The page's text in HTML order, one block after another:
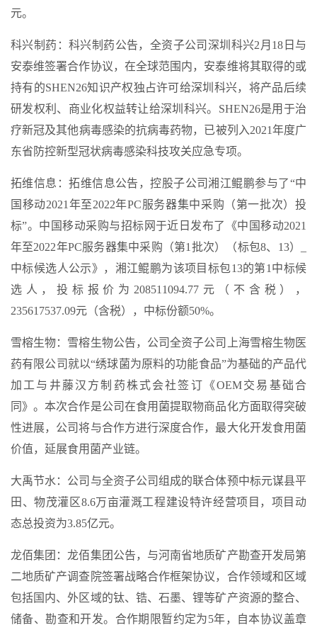
元。
科兴制药：科兴制药公告，全资子公司深圳科兴2月18日与
安泰维签署合作协议，在全球范围内，安泰维将其取得的或
持有的SHEN26知识产权独占许可给深圳科兴，将产品后续
研发权利、商业化权益转让给深圳科兴。SHEN26是用于治
疗新冠及其他病毒感染的抗病毒药物，已被列入2021年度广
东省防控新型冠状病毒感染科技攻关应急专项。
拓维信息：拓维信息公告，控股子公司湘江鲲鹏参与了“中
国移动2021年至2022年PC服务器集中采购（第一批次）投
标”。中国移动采购与招标网于近日发布了《中国移动2021
年至2022年PC服务器集中采购（第1批次）（标包8、13）_
中标候选人公示》，湘江鲲鹏为该项目标包13的第1中标候
选人，投标报价为208511094.77元（不含税），
235617537.09元（含税），中标份额50%。
雪榕生物：雪榕生物公告，公司全资子公司上海雪榕生物医
药有限公司就以“绣球菌为原料的功能食品”为基础的产品代
加工与井藤汉方制药株式会社签订《OEM交易基础合
同》。本次合作是公司在食用菌提取物商品化方面取得突破
性进展，公司将与合作方进行深度合作，最大化开发食用菌
价值，延展食用菌产业链。
大禹节水：公司与全资子公司组成的联合体预中标元谋县平
田、物茂灌区8.6万亩灌溉工程建设特许经营项目，项目动
态总投资为3.85亿元。
龙佰集团：龙佰集团公告，与河南省地质矿产勘查开发局第
二地质矿产调查院签署战略合作框架协议，合作领域和区域
包括国内、外区域的钛、锆、石墨、锂等矿产资源的整合、
储备、勘查和开发。合作期限暂约定为5年，自本协议盖章